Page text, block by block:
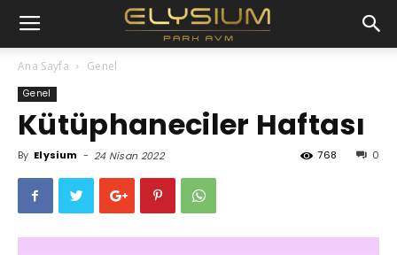
Ana Sayfa Genel
Genel
Kütüphaneciler Haftası
By Elysium - 24 Nisan 2022 0
768